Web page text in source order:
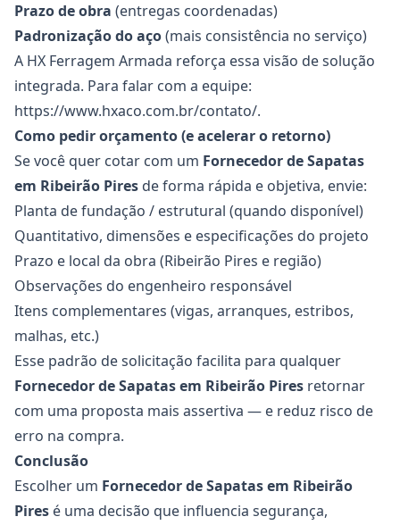
Prazo de obra (entregas coordenadas)
Padronização do aço(mais consistência no serviço)
A HX Ferragem Armada reforça essa visão de solução
integrada. Para falar com a equipe:
https://www.hxaco.com.br/contato/.
Como pedir orçamento (e acelerar o retorno)
Se você quer cotar com um Fornecedor de Sapatas
em Ribeirão Pires de forma rápida e objetiva, envie:
Planta de fundação / estrutural (quando disponível)
Quantitativo, dimensões e especificações do projeto
Prazo e local da obra (Ribeirão Pires e região)
Observações do engenheiro responsável
Itens complementares (vigas, arranques, estribos,
malhas, etc.)
Esse padrão de solicitação facilita para qualquer
Fornecedor de Sapatasem Ribeirão Pires retornar
com uma proposta mais assertiva — e reduz risco de
erro na compra.
Conclusão
Escolher um Fornecedor de Sapatasem Ribeirão
Pires é uma decisão que influencia segurança,